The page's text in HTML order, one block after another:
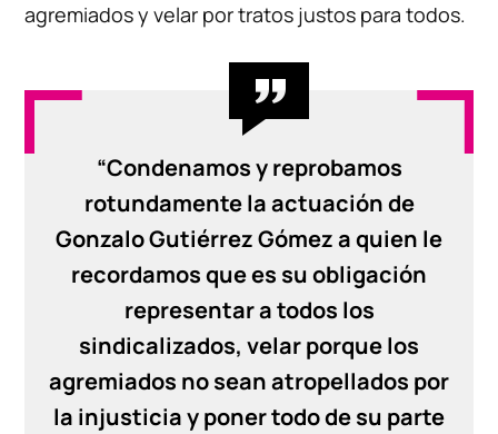
agremiados y velar por tratos justos para todos.
“Condenamos y reprobamos
rotundamente la actuación de
Gonzalo Gutiérrez Gómez a quien le
recordamos que es su obligación
representar a todos los
sindicalizados, velar porque los
agremiados no sean atropellados por
la injusticia y poner todo de su parte